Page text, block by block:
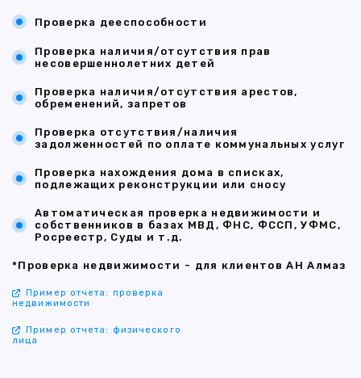
Проверка дееспособности
Проверка наличия/отсутствия прав
несовершеннолетних детей
Проверка наличия/отсутствия арестов,
обременений, запретов
Проверка отсутствия/наличия
задолженностей по оплате коммунальных услуг
Проверка нахождения дома в списках,
подлежащих реконструкции или сносу
Автоматическая проверка недвижимости и
собственников в базах МВД, ФНС, ФССП, УФМС,
Росреестр, Суды и т.д.
*Проверка недвижимости - для клиентов АН Алмаз
Пример отчета: проверка
недвижимости
Пример отчета: физического
лица